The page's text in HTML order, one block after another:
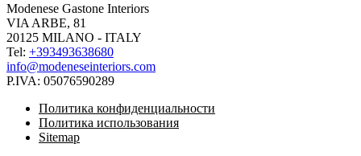
Modenese Gastone Interiors
VIA ARBE, 81
20125 MILANO - ITALY
Tel: +393493638680
info@modeneseinteriors.com
P.IVA: 05076590289
Политика конфиденциальности
Политика использования
Sitemap